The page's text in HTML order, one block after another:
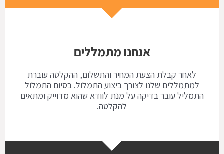
אנחנו מתמללים
לאחר קבלת הצעת המחיר והתשלום, ההקלטה עוברת
למתמללים שלנו לצורך ביצוע התמלול. בסיום התמלול
התמליל עובר בדיקה על מנת לוודא שהוא מדוייק ומתאים
להקלטה.